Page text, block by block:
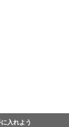
入れよう